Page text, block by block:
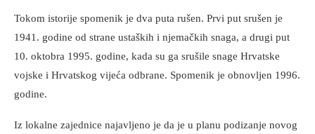
Tokom istorije spomenik je dva puta rušen. Prvi put srušen je
1941. godine od strane ustaških i njemačkih snaga, a drugi put
10. oktobra 1995. godine, kada su ga srušile snage Hrvatske
vojske i Hrvatskog vijeća odbrane. Spomenik je obnovljen 1996.
godine.
Iz lokalne zajednice najavljeno je da je u planu podizanje novog